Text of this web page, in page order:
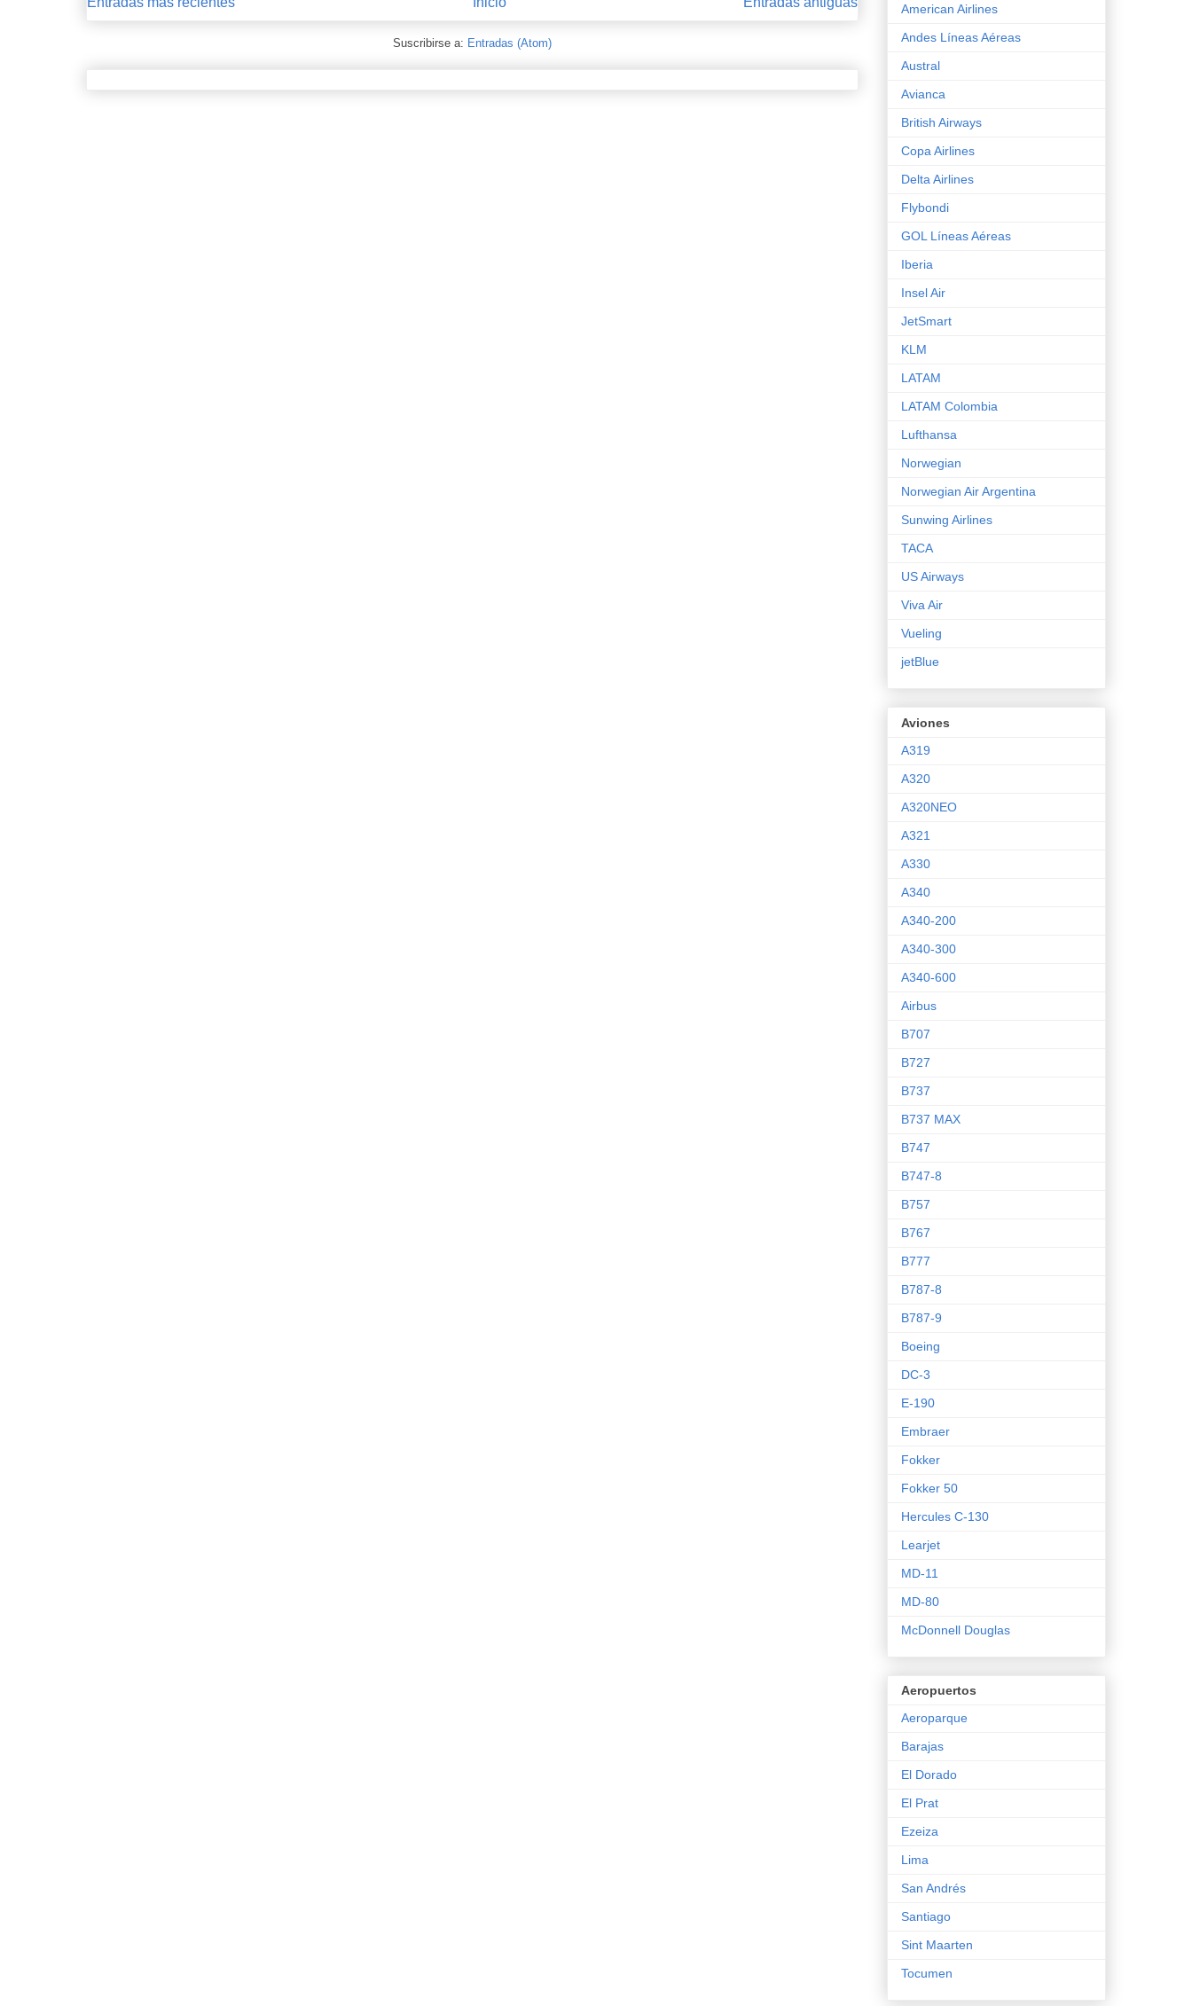
Suscribirse a: Entradas (Atom)
American Airlines
Andes Líneas Aéreas
Austral
Avianca
British Airways
Copa Airlines
Delta Airlines
Flybondi
GOL Líneas Aéreas
Iberia
Insel Air
JetSmart
KLM
LATAM
LATAM Colombia
Lufthansa
Norwegian
Norwegian Air Argentina
Sunwing Airlines
TACA
US Airways
Viva Air
Vueling
jetBlue
Aviones
A319
A320
A320NEO
A321
A330
A340
A340-200
A340-300
A340-600
Airbus
B707
B727
B737
B737 MAX
B747
B747-8
B757
B767
B777
B787-8
B787-9
Boeing
DC-3
E-190
Embraer
Fokker
Fokker 50
Hercules C-130
Learjet
MD-11
MD-80
McDonnell Douglas
Aeropuertos
Aeroparque
Barajas
El Dorado
El Prat
Ezeiza
Lima
San Andrés
Santiago
Sint Maarten
Tocumen